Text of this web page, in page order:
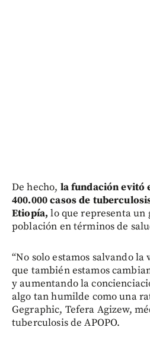
De hecho, la fundación evitó
400.000 casos de
Etiopía, lo que representa un
población en términos de
“No solo estamos salvando
que también estamos
y aumentando la
algo tan humilde como una
Gegraphic, Tefera Agizew,
tuberculosis de APOPO.